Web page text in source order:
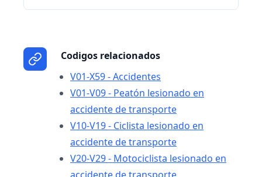
Codigos relacionados
V01-X59 - Accidentes
V01-V09 - Peatón lesionado en
accidente de transporte
V10-V19 - Ciclista lesionado en
accidente de transporte
V20-V29 - Motociclista lesionado en